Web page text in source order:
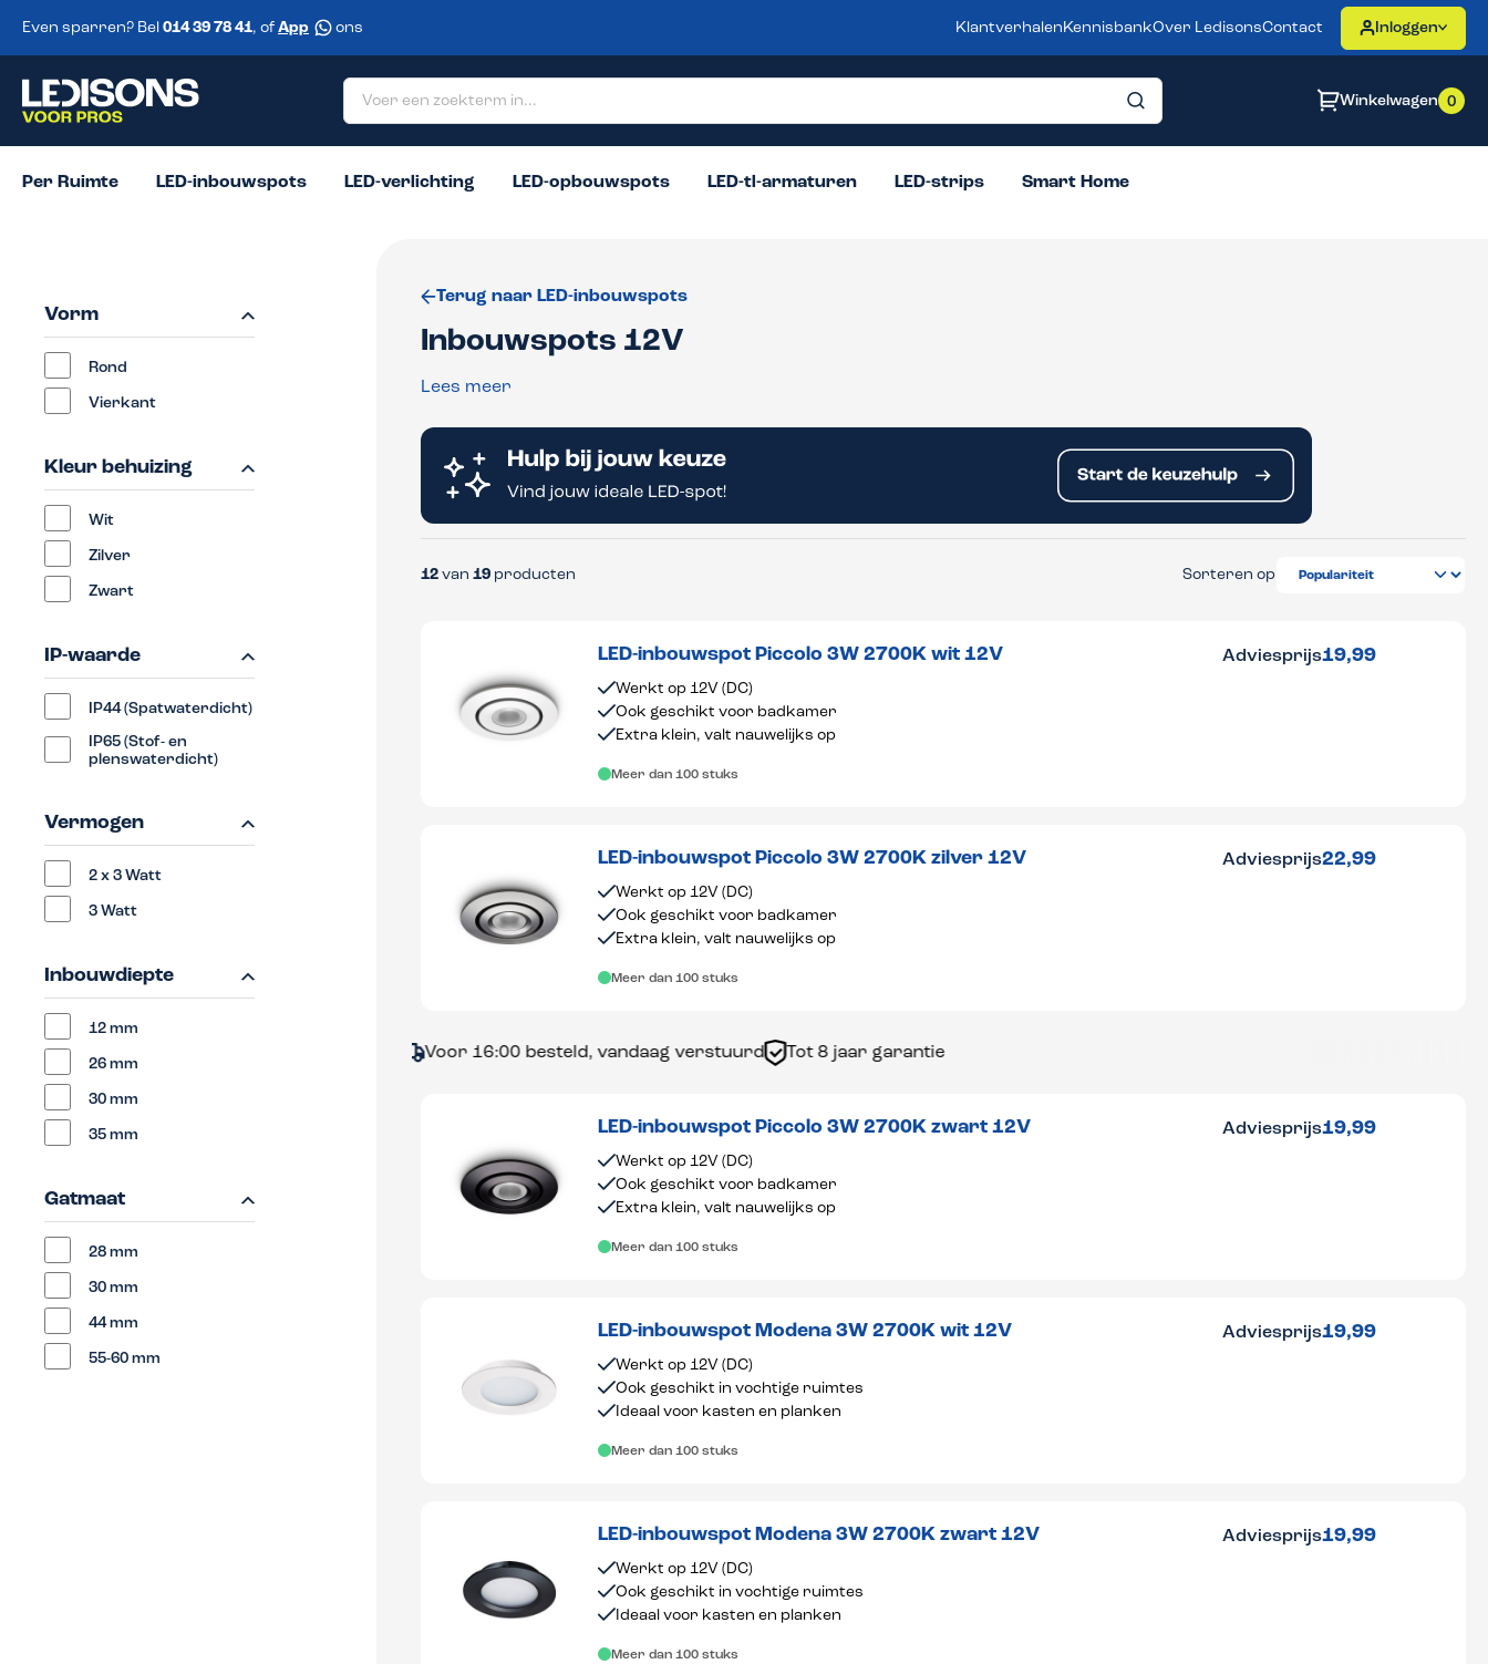
Ga naar de hoofdnavigatie
Even sparren? Bel 014 39 78 41, of App ons Klantverhalen KennisbankOver LedisonsContact Inloggen
Winkelwagen 0
Per Ruimte LED-inbouwspots LED-verlichting LED-opbouwspots LED-tl-armaturen LED-strips Smart Home
Vorm
Rond
Vierkant
Kleur behuizing
Wit
Zilver
Zwart
IP-waarde
IP44 (Spatwaterdicht)
IP65 (Stof- en
plenswaterdicht)
Vermogen
2 x 3 Watt
3 Watt
Inbouwdiepte
12 mm
26 mm
30 mm
35 mm
Gatmaat
28 mm
30 mm
44 mm
55-60 mm
Terug naar LED-inbouwspots
Inbouwspots 12V
Lees meer
12 van 19 producten Sorteren op
LED-inbouwspot Piccolo 3W 2700K wit 12V
Werkt op 12V (DC)
Ook geschikt voor badkamer
Extra klein, valt nauwelijks op
Meer dan 100 stuks
Adviesprijs19,99
LED-inbouwspot Piccolo 3W 2700K zilver 12V
Werkt op 12V (DC)
Ook geschikt voor badkamer
Extra klein, valt nauwelijks op
Meer dan 100 stuks
Adviesprijs22,99
Voor 16:00 besteld, vandaag verstuurd Tot 8 jaar garantie
LED-inbouwspot Piccolo 3W 2700K zwart 12V
Werkt op 12V (DC)
Ook geschikt voor badkamer
Extra klein, valt nauwelijks op
Meer dan 100 stuks
Adviesprijs19,99
LED-inbouwspot Modena 3W 2700K wit 12V
Werkt op 12V (DC)
Ook geschikt in vochtige ruimtes
Ideaal voor kasten en planken
Meer dan 100 stuks
Adviesprijs19,99
LED-inbouwspot Modena 3W 2700K zwart 12V
Werkt op 12V (DC)
Ook geschikt in vochtige ruimtes
Ideaal voor kasten en planken
Meer dan 100 stuks
Adviesprijs19,99